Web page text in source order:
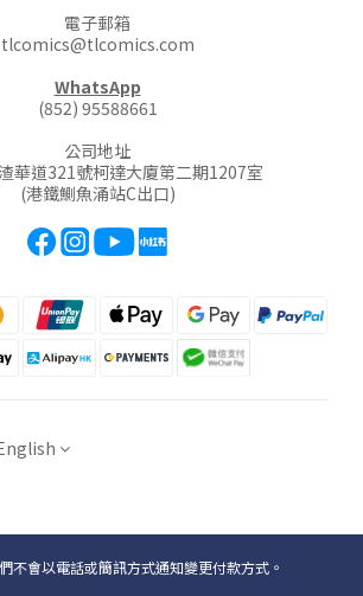
電子郵箱
tlcomics@tlcomics.com
WhatsApp
(852) 95588661
公司地址
華道321號柯達大廈第二期1207室
(港鐵鰂魚涌站C出口)
不會以電話或簡訊方式通知變更付款方式。